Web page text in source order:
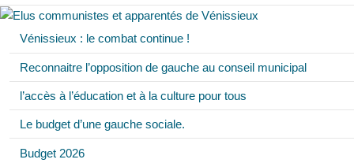
Vénissieux : le combat continue !
Reconnaitre l’opposition de gauche au conseil municipal
l’accès à l’éducation et à la culture pour tous
Le budget d’une gauche sociale.
Budget 2026